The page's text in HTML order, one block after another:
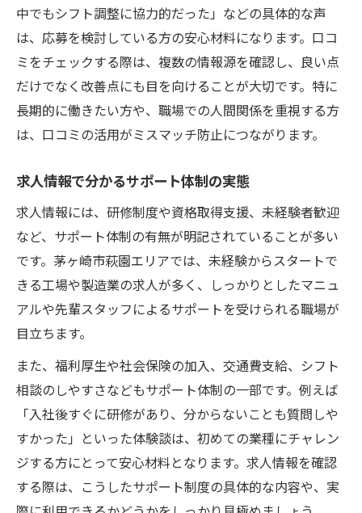
中でもシフト調整に協力的だった」などの具体的な声
は、応募を検討している方の安心材料になります。口コ
ミをチェックする際は、複数の情報源を確認し、良い点
だけでなく改善点にも目を向けることが大切です。特に
長期的に働きたい方や、職場での人間関係を重視する方
は、口コミの活用がミスマッチ防止につながります。
求人情報で分かるサポート体制の実態
求人情報には、研修制度や資格取得支援、未経験者歓迎
など、サポート体制の有無が明記されていることが多い
です。茅ヶ崎市萩園エリアでは、未経験からスタートで
きる工場や製造業の求人が多く、しっかりとしたマニュ
アルや先輩スタッフによるサポートを受けられる職場が
目立ちます。
また、福利厚生や社会保険の加入、交通費支給、シフト
相談のしやすさなどもサポート体制の一部です。例えば
「入社後すぐに研修があり、分からないことも質問しや
すかった」といった体験談は、初めての業種にチャレン
ジする方にとって安心材料となります。求人情報を確認
する際は、こうしたサポート制度の具体的な内容や、実